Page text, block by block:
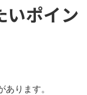
いポイン
ります。